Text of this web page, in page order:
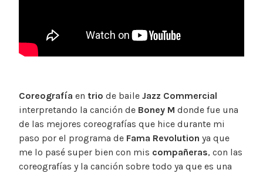
Coreografía en trio de baile Jazz Commercial
interpretando la canción de Boney M donde fue una
de las mejores coreografías que hice durante mi
paso por el programa de Fama Revolution ya que
me lo pasé super bien con mis compañeras, con las
coreografías y la canción sobre todo ya que es una